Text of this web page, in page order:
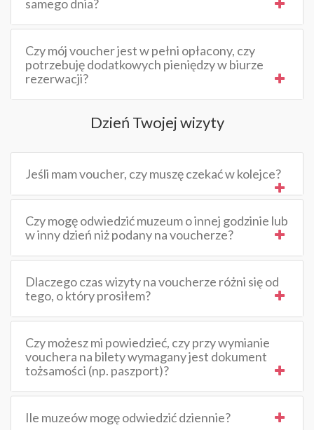
samego dnia?
Czy mój voucher jest w pełni opłacony, czy
potrzebuję dodatkowych pieniędzy w biurze
rezerwacji?
Dzień Twojej wizyty
Jeśli mam voucher, czy muszę czekać w kolejce?
Czy mogę odwiedzić muzeum o innej godzinie lub
w inny dzień niż podany na voucherze?
Dlaczego czas wizyty na voucherze różni się od
tego, o który prosiłem?
Czy możesz mi powiedzieć, czy przy wymianie
vouchera na bilety wymagany jest dokument
tożsamości (np. paszport)?
Ile muzeów mogę odwiedzić dziennie?